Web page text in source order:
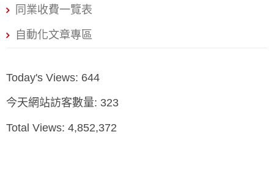
率，進而帶來更多的網站流量。 2. 增加網站流量 優化過的網
站會吸引更多有興趣的訪客，這些訪客通常是透過相關的關
務感興趣。 3. 改善使用者體驗 SEO不僅僅是關鍵字的佈局，
同業收費一覽表
自動化文章專區
Today's Views: 644
今天網站訪客數量: 323
Total Views: 4,852,372